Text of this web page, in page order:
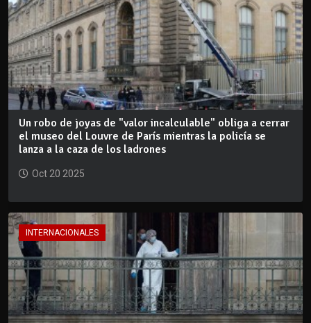
Un robo de joyas de "valor incalculable" obliga a cerrar
el museo del Louvre de París mientras la policía se
lanza a la caza de los ladrones
Oct 20 2025
INTERNACIONALES